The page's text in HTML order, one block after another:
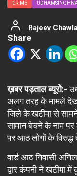
CRIME
Rajeev Chawla
Share
ख़बर पड़ताल ब्यूरो:-
अलग तरह के मामले
जिले के खटीमा से
सामान बेचने के नाम
पर आठ लोगों के
वार्ड आठ निवासी
द्वार कंपनी ने खटीमा